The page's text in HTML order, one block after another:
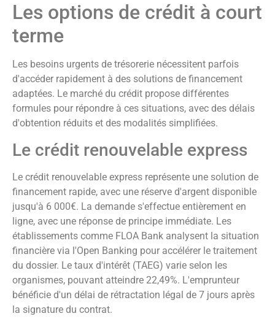
Les options de crédit à court
terme
Les besoins urgents de trésorerie nécessitent parfois
d'accéder rapidement à des solutions de financement
adaptées. Le marché du crédit propose différentes
formules pour répondre à ces situations, avec des délais
d'obtention réduits et des modalités simplifiées.
Le crédit renouvelable express
Le crédit renouvelable express représente une solution de
financement rapide, avec une réserve d'argent disponible
jusqu'à 6 000€. La demande s'effectue entièrement en
ligne, avec une réponse de principe immédiate. Les
établissements comme FLOA Bank analysent la situation
financière via l'Open Banking pour accélérer le traitement
du dossier. Le taux d'intérêt (TAEG) varie selon les
organismes, pouvant atteindre 22,49%. L'emprunteur
bénéficie d'un délai de rétractation légal de 7 jours après
la signature du contrat.